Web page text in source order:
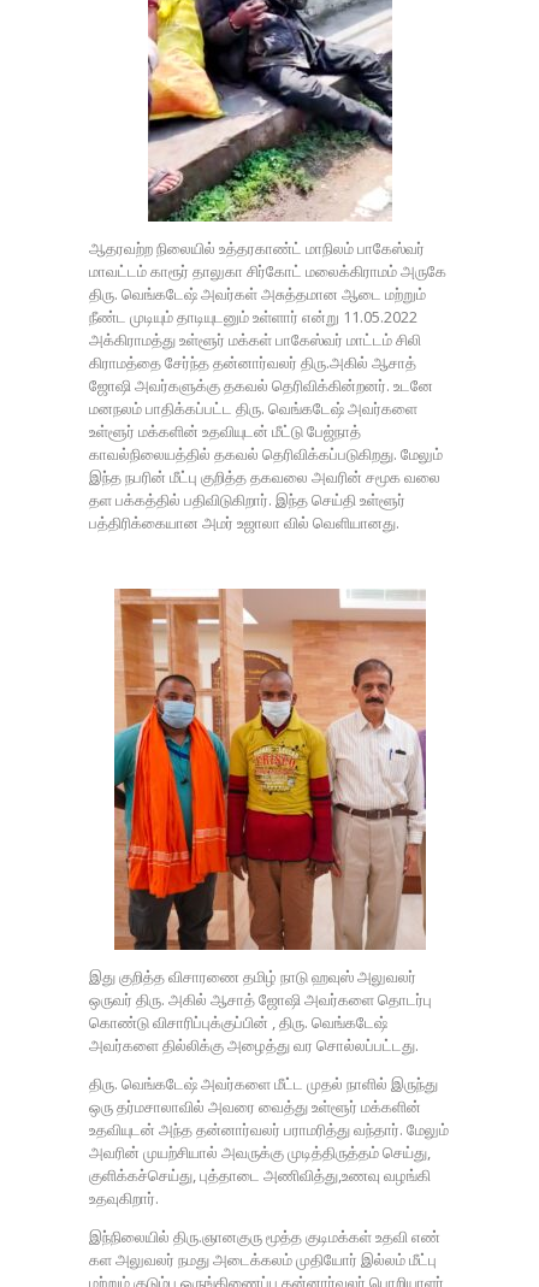
ஆதரவற்ற நிலையில் உத்தரகாண்ட் மாநிலம் பாகேஸ்வர்
மாவட்டம் காரூர் தாலுகா சிர்கோட் மலைக்கிராமம் அருகே
திரு. வெங்கடேஷ் அவர்கள் அசுத்தமான ஆடை மற்றும்
நீண்ட முடியும் தாடியுடனும் உள்ளார் என்று 11.05.2022
அக்கிராமத்து உள்ளூர் மக்கள் பாகேஸ்வர் மாட்டம் சிலி
கிராமத்தை சேர்ந்த தன்னார்வலர் திரு.அகில் ஆசாத்
ஜோஷி அவர்களுக்கு தகவல் தெரிவிக்கின்றனர். உடனே
மனநலம் பாதிக்கப்பட்ட திரு. வெங்கடேஷ் அவர்களை
உள்ளூர் மக்களின் உதவியுடன் மீட்டு பேஜ்நாத்
காவல்நிலையத்தில் தகவல் தெரிவிக்கப்படுகிறது. மேலும்
இந்த நபரின் மீட்பு குறித்த தகவலை அவரின் சமூக வலை
தள பக்கத்தில் பதிவிடுகிறார். இந்த செய்தி உள்ளூர்
பத்திரிக்கையான அமர் உஜாலா வில் வெளியானது.
இது குறித்த விசாரணை தமிழ் நாடு ஹவுஸ் அலுவலர்
ஒருவர் திரு. அகில் ஆசாத் ஜோஷி அவர்களை தொடர்பு
கொண்டு விசாரிப்புக்குப்பின் , திரு. வெங்கடேஷ்
அவர்களை தில்லிக்கு அழைத்து வர சொல்லப்பட்டது.
திரு. வெங்கடேஷ் அவர்களை மீட்ட முதல் நாளில் இருந்து
ஒரு தர்மசாலாவில் அவரை வைத்து உள்ளூர் மக்களின்
உதவியுடன் அந்த தன்னார்வலர் பராமரித்து வந்தார். மேலும்
அவரின் முயற்சியால் அவருக்கு முடித்திருத்தம் செய்து,
குளிக்கச்செய்து, புத்தாடை அணிவித்து,உணவு வழங்கி
உதவுகிறார்.
இந்நிலையில் திரு.ஞானகுரு மூத்த குடிமக்கள் உதவி எண்
கள அலுவலர் நமது அடைக்கலம் முதியோர் இல்லம் மீட்பு
மற்றும் குடும்ப ஒருங்கிணைப்பு தன்னார்வலர் பொறியாளர்